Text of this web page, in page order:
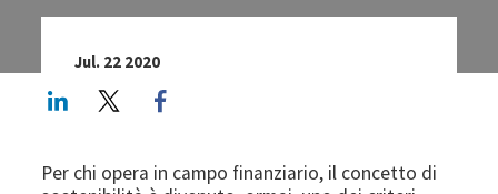
Jul. 22 2020
LinkedInTwitter
Per chi opera in campo finanziario, il concetto di